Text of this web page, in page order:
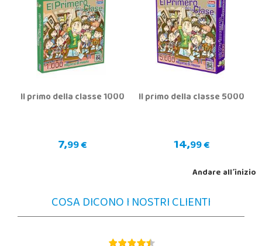
Il primo della classe 1000
7,99 €
Il primo della classe 5000
14,99 €
Andare all´inizio
COSA DICONO I NOSTRI CLIENTI